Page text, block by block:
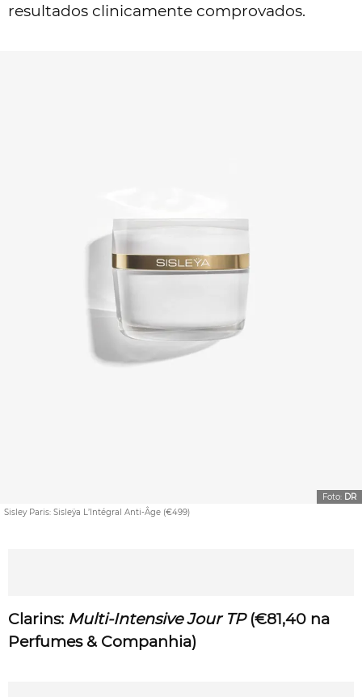
resultados clinicamente comprovados.
Sisley Paris: Sisleÿa L’Intégral Anti-Âge (€499)
Foto: DR
Clarins: Multi-Intensive Jour TP (€81,40 na
Perfumes & Companhia)